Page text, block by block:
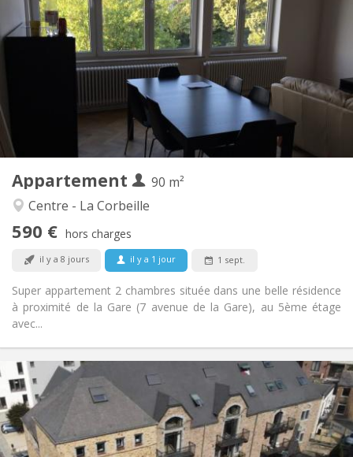
Appartement
90 m²
Centre - La Corbeille
590 € hors charges
il y a 8 jours il y a 1 jour 1 sept.
Super appartement 2 chambres située dans une belle résidence
à proximité de la Gare (7 avenue de la Gare), au 5ème étage
avec...
590 €
0 €
12 mois
Domiciliation:
Acceptée
Aménagement
Salle de bain:
Commune
Commune
90 m
Pièces privées:
Calme, studieuse, chaleureuse
Infos Pratiques
Loyer:
1700 € (425 €/pers.)
Charges:
400 € (100 €/pers.)
Durée:
12 mois
Domiciliation:
Non